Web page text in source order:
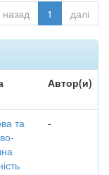
назад 1 далі
Автор(и)
та
-